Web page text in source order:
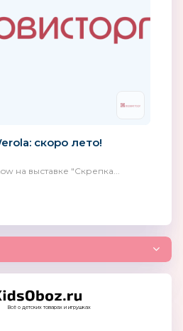
скоро лето!
на выставке ″Скрепка...
Всё о детских товарах и игрушках